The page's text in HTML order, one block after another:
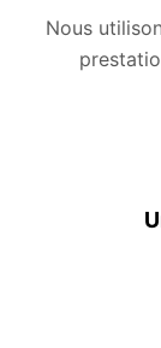
Nous